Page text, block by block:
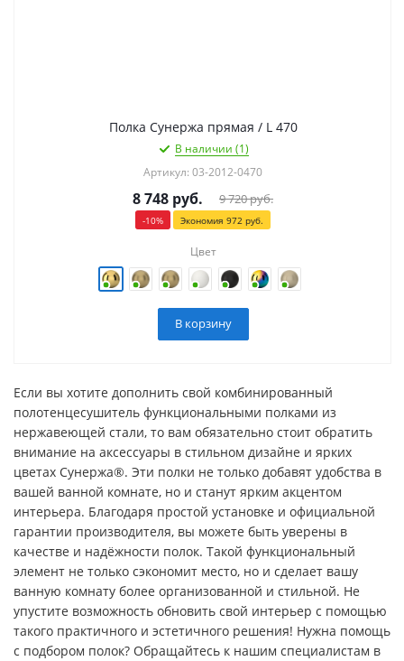
Полка Сунержа прямая / L 470
В наличии (1)
Артикул: 03-2012-0470
8 748 руб. 9 720руб.
-10% Экономия 972 руб.
Цвет
В корзину
Если вы хотите дополнить свой комбинированный
полотенцесушитель функциональными полками из
нержавеющей стали, то вам обязательно стоит обратить
внимание на аксессуары в стильном дизайне и ярких
цветах Сунержа®. Эти полки не только добавят удобства в
вашей ванной комнате, но и станут ярким акцентом
интерьера. Благодаря простой установке и официальной
гарантии производителя, вы можете быть уверены в
качестве и надёжности полок. Такой функциональный
элемент не только сэкономит место, но и сделает вашу
ванную комнату более организованной и стильной. Не
упустите возможность обновить свой интерьер с помощью
такого практичного и эстетичного решения! Нужна помощь
с подбором полок? Обращайтесь к нашим специалистам в